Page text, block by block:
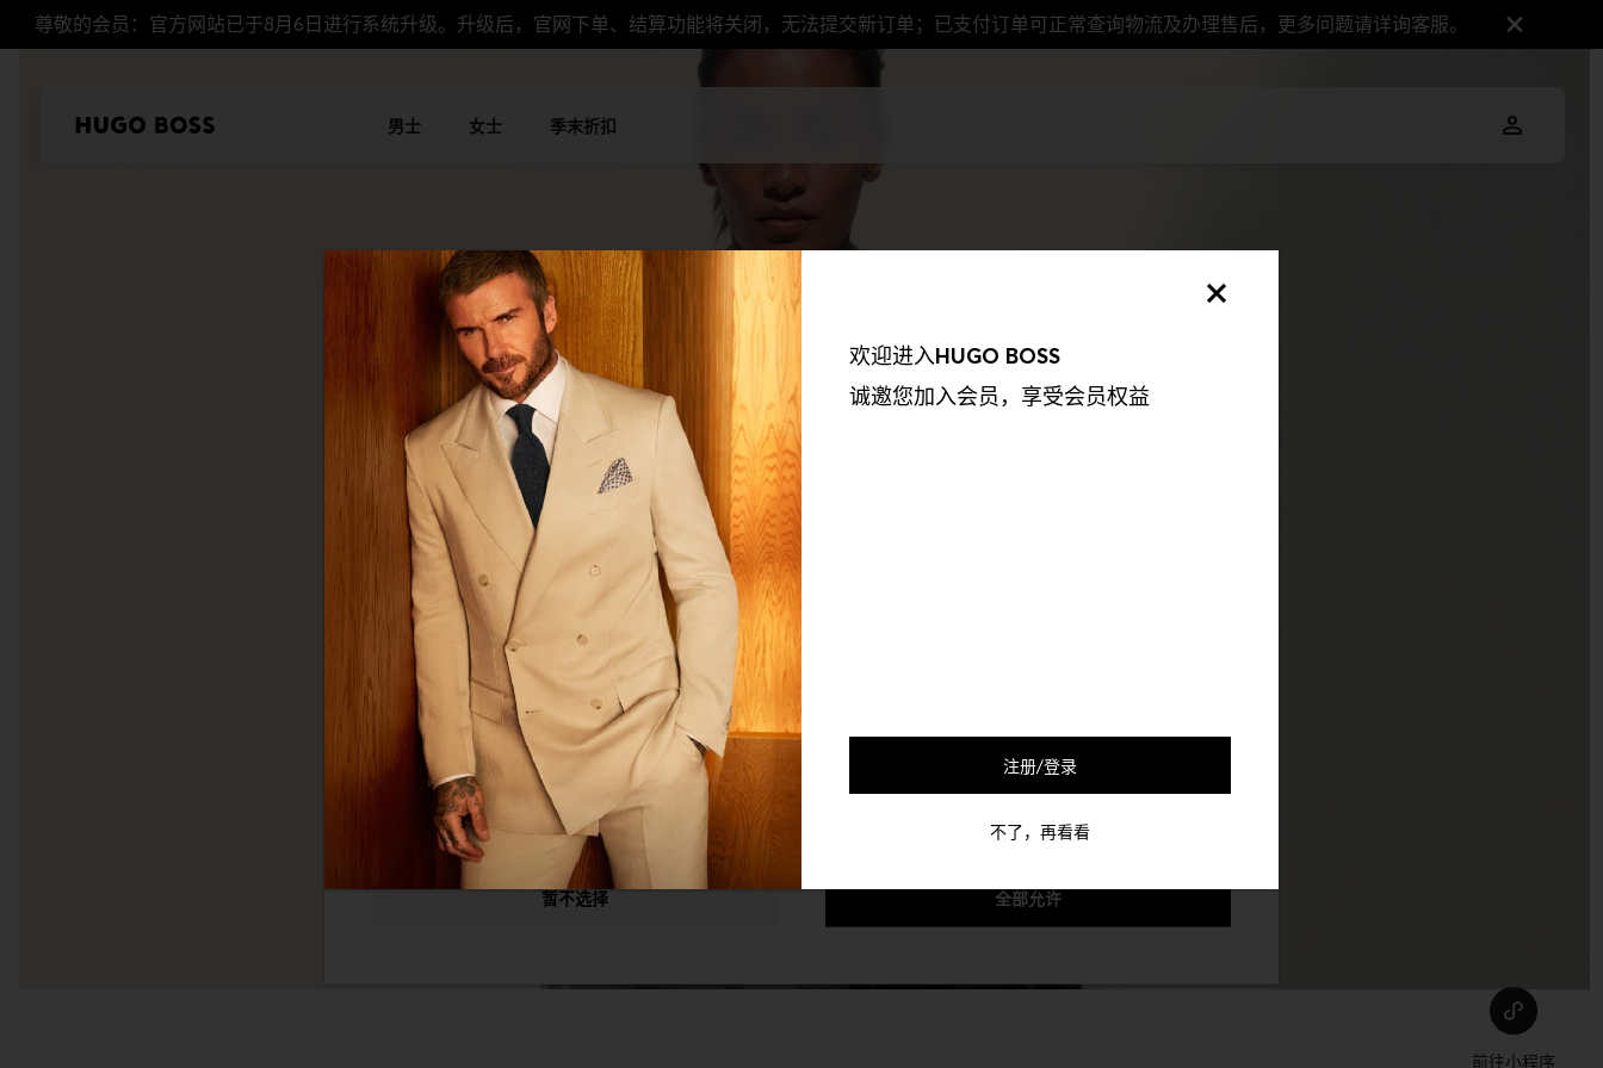
尊敬的会员：官方网站已于8月6日进行系统升级。升级后，官网下单、结算功能将关闭，无法提交新订单；已支付订单可正常查询物流及办理售后，更多问题请详询客服。
男士 女士 季末折扣
本站使用Cookie
我们希望对于我们及我们的合作伙伴收集到的信息以及我们如何使用这些收集到的信息保持透明，以便您可以更好地
控制您的个人信息。欲了解更多资讯，请参阅我们的《隐私权政策》。我们会使用以下合作伙伴来更好地改善您的整
体网络浏览体验。我们的合作伙伴会使用Cookie及其他的机制将您和您的社交网络联系起来，并更好的定制与你符合
您感兴趣的广告。您可以通过退选以下的选项以停止对您的该个人信息的收集。
隐私政策 更多
必须的
暂不选择 全部允许
欢迎进入HUGO BOSS
诚邀您加入会员，享受会员权益
注册/登录
不了，再看看
前往小程序